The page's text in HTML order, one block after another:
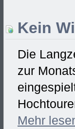
Kein
Die
zur
Mehr